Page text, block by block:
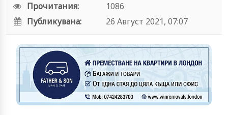
Прочитания:
1086
Публикувана:
26 Август 2021, 07:07